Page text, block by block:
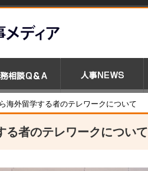
海外留学する者のテレワークについて
る者のテレワークについて